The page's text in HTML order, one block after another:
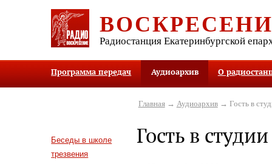
Радиостанция Екатеринбургской
Программа передач Аудиоархив О
Беседы в школе
трезвения
Главная→ Аудиоархив→ Гость в
Гость в студии